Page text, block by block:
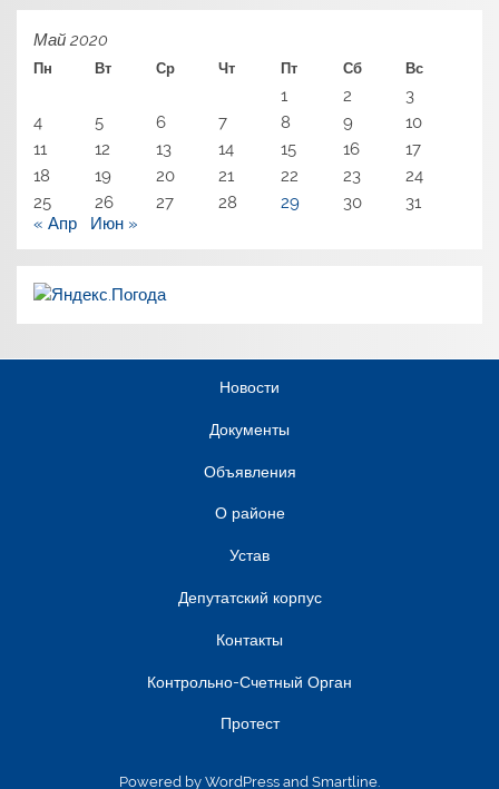
Май 2020
Пн Вт Ср Чт Пт Сб Вс
1 2
3
4
5 6 7 8 9
10
11
12 13 14 15 16
17
18
19 20 21 22 23
24
25
26 27 28 29 30
31
« Апр
Июн »
Новости
Документы
Объявления
О районе
Устав
Депутатский корпус
Контакты
Контрольно-Счетный Орган
Протест
Powered by WordPress and Smartline